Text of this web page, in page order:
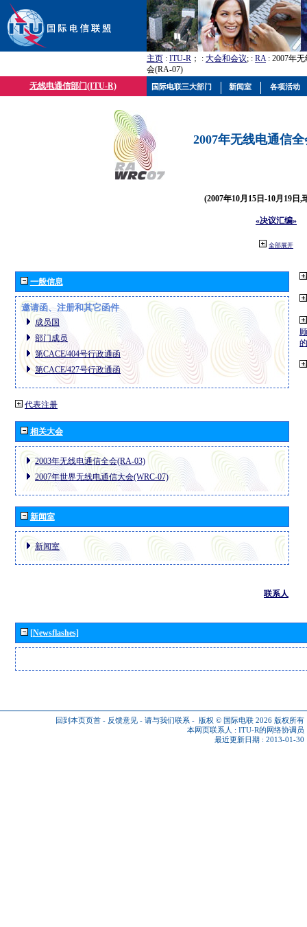
主页 : ITU-R ； : 大会和会议; : RA: 2007年
会(RA-07)
无线电通信部门(ITU-R)
2007年无线电通信
(2007年10月15日-10月19日,
«决议汇编»
全部展开
一般信息
邀请函、注册和其它函件
成员国
部门成员
第CACE/404号行政通函
第CACE/427号行政通函
代表注册
相关大会
2003年无线电通信全会(RA-03)
2007年世界无线电通信大会(WRC-07)
新闻室
新闻室
联系人
[Newsflashes]
回到本页页首 - 反馈意见 - 请与我们联系 - 版权 © 国际电联 2026 版权所有
本网页联系人 : ITU-R的网络协调员
最近更新日期 : 2013-01-30
国际电联三大部门 新闻室 各项活动